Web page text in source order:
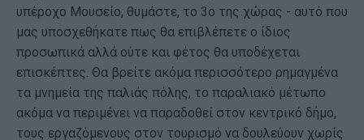
υπέροχο Μουσείο, θυμάστε, το 3ο της χώρας - αυτό που
μας υποσχεθήκατε πως θα επιβλέπετε ο ίδιος
προσωπικά αλλά ούτε και φέτος θα υποδέχεται
επισκέπτες. Θα βρείτε ακόμα περισσότερο ρημαγμένα
τα μνημεία της παλιάς πόλης, το παραλιακό μέτωπο
ακόμα να περιμένει να παραδοθεί στον κεντρικό δήμο,
τους εργαζόμενους στον τουρισμό να δουλεύουν χωρίς